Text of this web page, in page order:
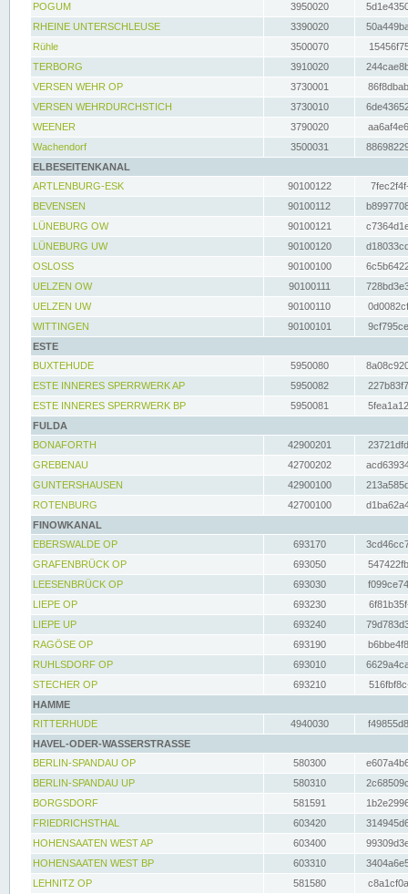
POGUM
3950020
RHEINE UNTERSCHLEUSE
3390020
Rühle
3500070
TERBORG
3910020
VERSEN WEHR OP
3730001
VERSEN WEHRDURCHSTICH
3730010
WEENER
3790020
Wachendorf
3500031
ELBESEITENKANAL
ARTLENBURG-ESK
90100122
BEVENSEN
90100112
LÜNEBURG OW
90100121
LÜNEBURG UW
90100120
OSLOSS
90100100
UELZEN OW
90100111
UELZEN UW
90100110
WITTINGEN
90100101
ESTE
BUXTEHUDE
5950080
ESTE INNERES SPERRWERK AP
5950082
ESTE INNERES SPERRWERK BP
5950081
FULDA
BONAFORTH
42900201
GREBENAU
42700202
GUNTERSHAUSEN
42900100
ROTENBURG
42700100
FINOWKANAL
EBERSWALDE OP
693170
GRAFENBRÜCK OP
693050
LEESENBRÜCK OP
693030
LIEPE OP
693230
LIEPE UP
693240
RAGÖSE OP
693190
RUHLSDORF OP
693010
STECHER OP
693210
HAMME
RITTERHUDE
4940030
HAVEL-ODER-WASSERSTRASSE
BERLIN-SPANDAU OP
580300
BERLIN-SPANDAU UP
580310
BORGSDORF
581591
FRIEDRICHSTHAL
603420
HOHENSAATEN WEST AP
603400
HOHENSAATEN WEST BP
603310
LEHNITZ OP
581580